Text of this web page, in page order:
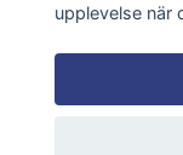
©
upplevelse när